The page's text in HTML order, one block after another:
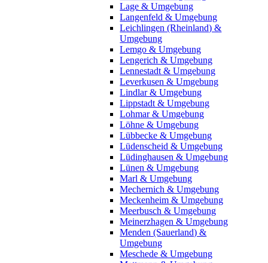
Lage & Umgebung
Langenfeld & Umgebung
Leichlingen (Rheinland) &
Umgebung
Lemgo & Umgebung
Lengerich & Umgebung
Lennestadt & Umgebung
Leverkusen & Umgebung
Lindlar & Umgebung
Lippstadt & Umgebung
Lohmar & Umgebung
Löhne & Umgebung
Lübbecke & Umgebung
Lüdenscheid & Umgebung
Lüdinghausen & Umgebung
Lünen & Umgebung
Marl & Umgebung
Mechernich & Umgebung
Meckenheim & Umgebung
Meerbusch & Umgebung
Meinerzhagen & Umgebung
Menden (Sauerland) &
Umgebung
Meschede & Umgebung